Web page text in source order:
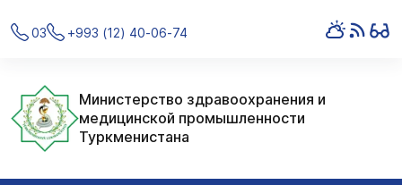
03 +993 (12) 40-06-74
Министерство здравоохранения и
медицинской промышленности
Туркменистана